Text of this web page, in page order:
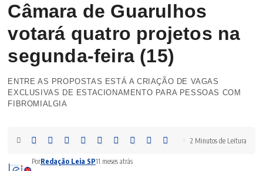
Câmara de Guarulhos
votará quatro projetos na
segunda-feira (15)
ENTRE AS PROPOSTAS ESTÁ A CRIAÇÃO DE VAGAS
EXCLUSIVAS DE ESTACIONAMENTO PARA PESSOAS COM
FIBROMIALGIA
PorRedação Leia SP11 meses atrás
2 Minutos de Leitura